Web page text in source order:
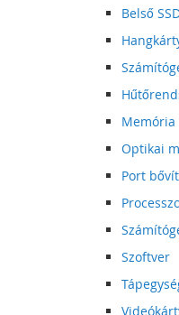
Belső
Memória
Optikai
Port
Szoftver